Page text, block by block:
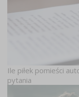
Ile piłek pomieści
pytania